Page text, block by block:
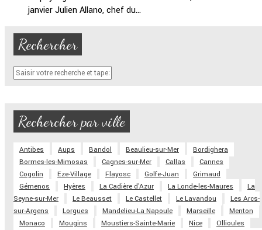
janvier Julien Allano, chef du…
Rechercher
Rechercher par ville
Antibes Aups Bandol Beaulieu-sur-Mer
Bordighera
Bormes-les-Mimosas
Cagnes-sur-Mer Callas
Cannes
Cogolin
Eze-Village Flayosc Golfe-Juan
Grimaud
Gémenos
Hyères La Cadière d'Azur La Londe-les-Maures
La
Seyne-sur-Mer
Le Beausset Le Castellet Le Lavandou
Les Arcs-
sur-Argens
Lorgues Mandelieu-La Napoule Marseille
Menton
Monaco
Mougins Moustiers-Sainte-Marie Nice
Ollioules